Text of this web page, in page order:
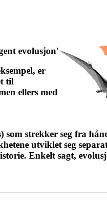
evolusjon'
er
til
ellers med
strekker seg fra
utviklet seg
Enkelt sagt,